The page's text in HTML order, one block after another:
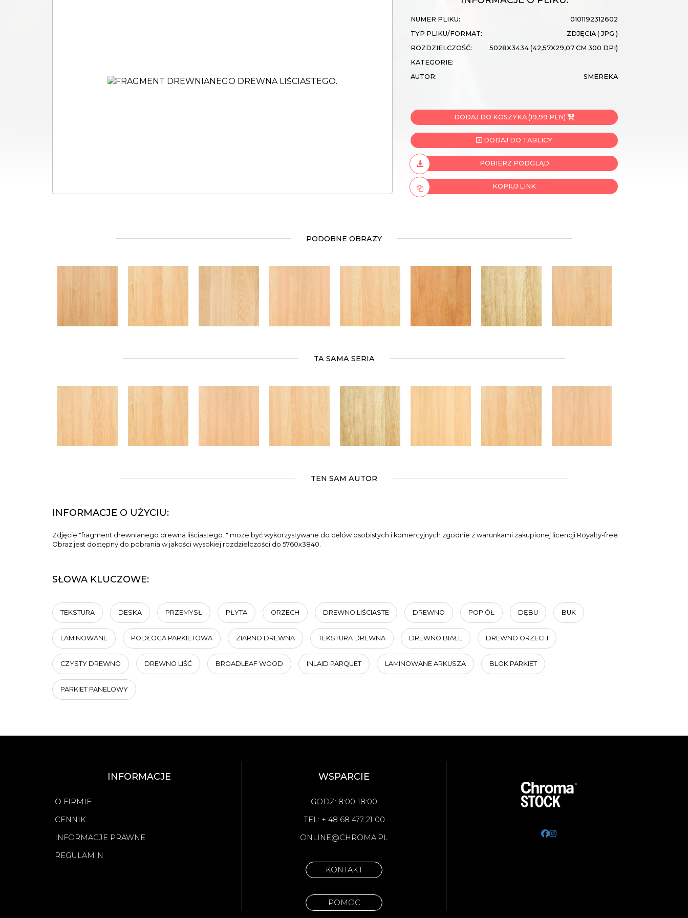
NUMER PLIKU:
0101192312602
TYP PLIKU/FORMAT:
ZDJĘCIA ( JPG )
ROZDZIELCZOŚĆ:
5028X3434 (42,57X29,07 CM 300 DPI)
KATEGORIE:
AUTOR:
SMEREKA
DODAJ DO KOSZYKA (19,99 PLN)
DODAJ DO TABLICY
POBIERZ PODGLĄD
KOPIUJ LINK
PODOBNE OBRAZY
TA SAMA SERIA
TEN SAM AUTOR
INFORMACJE O UŻYCIU:
Zdjęcie "fragment drewnianego drewna liściastego. " może być wykorzystywane do celów osobistych i komercyjnych zgodnie z warunkami zakupionej licencji Royalty-free.
Obraz jest dostępny do pobrania w jakości wysokiej rozdzielczości do 5760x3840.
SŁOWA KLUCZOWE:
TEKSTURA DESKA PRZEMYSŁ PŁYTA ORZECH DREWNO LIŚCIASTE DREWNO POPIÓŁ DĘBU BUK
LAMINOWANE PODŁOGA PARKIETOWA ZIARNO DREWNA TEKSTURA DREWNA DREWNO BIAŁE DREWNO ORZECH
CZYSTY DREWNO DREWNO LIŚĆ BROADLEAF WOOD INLAID PARQUET LAMINOWANE ARKUSZA BLOK PARKIET
PARKIET PANELOWY
INFORMACJE
O FIRMIE
CENNIK
INFORMACJE PRAWNE
REGULAMIN
WSPARCIE
GODZ: 8:00-18:00
TEL: + 48 68 477 21 00
ONLINE@CHROMA.PL
KONTAKT
POMOC